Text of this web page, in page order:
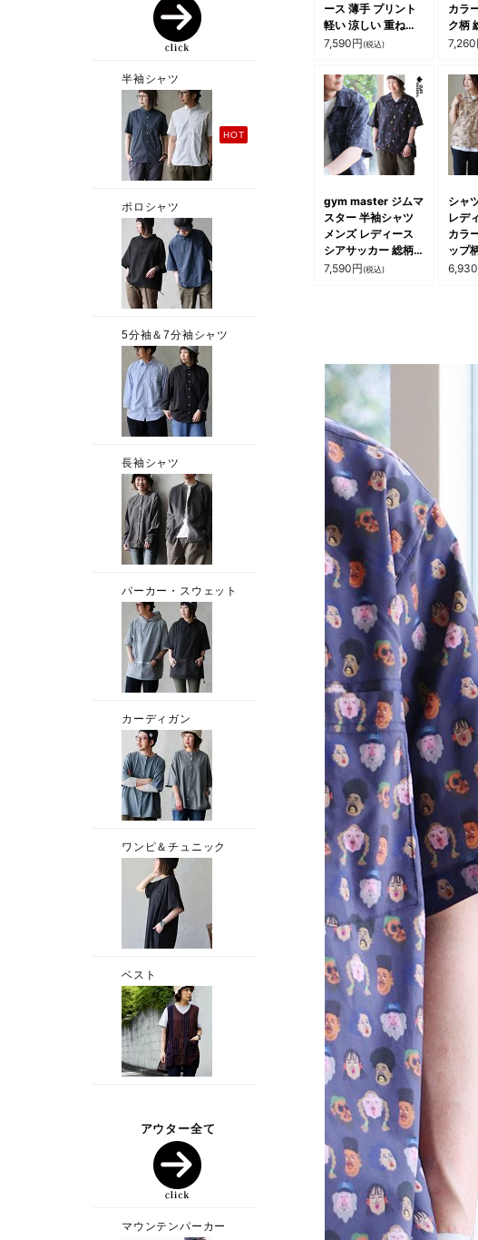
ース 薄手 プリント
軽い 涼しい 重ね着
大きいサイズ 体型カ
パティ
7,590円(税込)
カラ
ク柄
薄手
ェッ
カジ
7,260
gym master ジムマ
スター 半袖シャツ
メンズ レディース
シアサッカー 総柄
オープンカラーシャ
7,590円(税込)
シャ
レデ
カラ
ップ
スト
6,930